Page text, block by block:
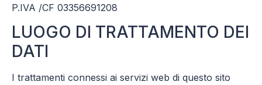
P.IVA /CF 03356691208
LUOGO DI TRATTAMENTO DEI
DATI
I trattamenti connessi ai servizi web di questo sito